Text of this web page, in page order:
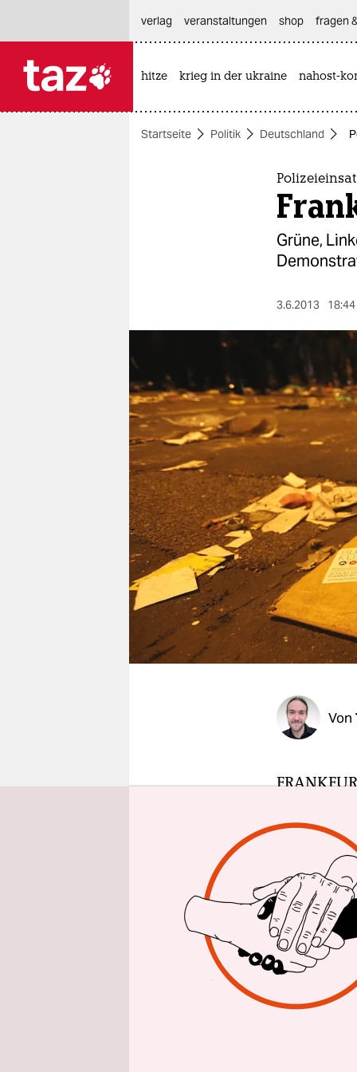
themen
nord
wahrheit
verlag
verlag
veranstaltungen
shop
fragen & hilfe
unterstützen
abo
verlag
veranstaltungen shop fragen
hitze krieg in der ukraine nahost-
Startseite Politik Deutschland
Grüne,
3.6.2013
Von
Wellen:
den
Doch
zu den